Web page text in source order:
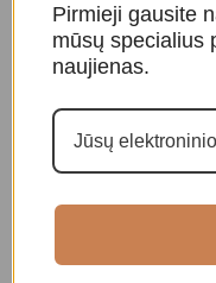
Pirmieji gausite
mūsų specialius
naujienas.